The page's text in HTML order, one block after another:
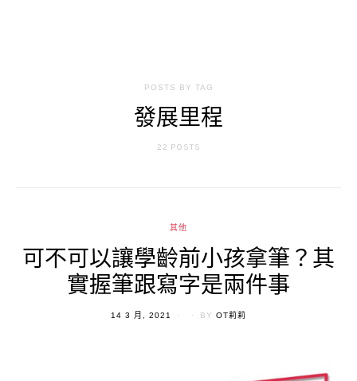
POSTS BY TAG
發展里程
22 POSTS
其他
可不可以讓學齡前小孩拿筆？其
實握筆跟寫字是兩件事
POSTED
14 3 月, 2021 BY OT莉莉